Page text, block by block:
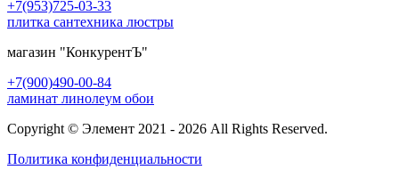
+7(953)725-03-33
плитка сантехника люстры
магазин "КонкурентЪ"
+7(900)490-00-84
ламинат линолеум обои
Copyright © Элемент 2021 - 2026 All Rights Reserved.
Политика конфиденциальности